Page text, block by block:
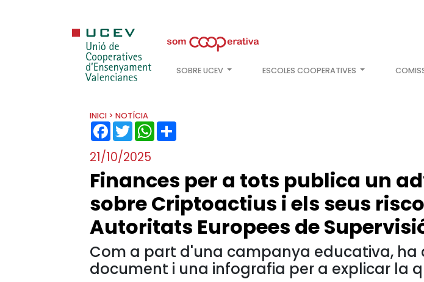
SOBRE UCEV ESCOLES COOPERATIVES
INICI > NOTÍCIA
FACEBOOK
TWITTERWHATSAPP
21/10/2025
Finances per a tots publica un
sobre Criptoactius i els seus
Autoritats Europees de
Com a part d'una campanya educativa, ha
document i una infografia per a explicar la